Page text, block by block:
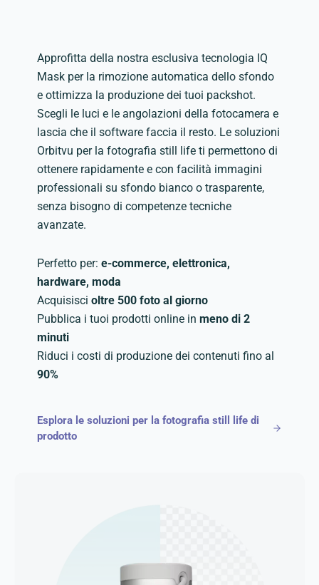
Approfitta della nostra esclusiva tecnologia IQ
Mask per la rimozione automatica dello sfondo
e ottimizza la produzione dei tuoi packshot.
Scegli le luci e le angolazioni della fotocamera e
lascia che il software faccia il resto. Le soluzioni
Orbitvu per la fotografia still life ti permettono di
ottenere rapidamente e con facilità immagini
professionali su sfondo bianco o trasparente,
senza bisogno di competenze tecniche
avanzate.
Perfetto per: e-commerce, elettronica,
hardware, moda
Acquisisci oltre 500 foto al giorno
Pubblica i tuoi prodotti online in meno di 2
minuti
Riduci i costi di produzione dei contenuti fino al
90%
Esplora le soluzioni per la fotografia still life di
prodotto